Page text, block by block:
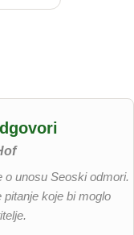
o unosu Seoski odmori.
koje bi moglo